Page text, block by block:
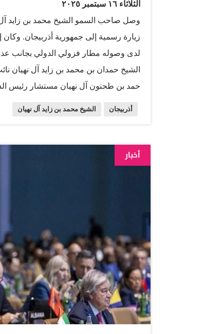
الثلاثاء ١٦ سبتمبر ٢٠٢٥
وصل صاحب السمو الشيخ محمد بن زايد آل
زيارة رسمية إلى جمهورية أذربيجان.
لدى وصوله مطار فزولي الدولي بجانب
الشيخ حمدان بن محمد بن زايد آل نهيان
حمد بن طحنون آل نهيان مستشار رئيس
أذربيجان الشيخ محمد بن زايد آل نهيان
أخبار